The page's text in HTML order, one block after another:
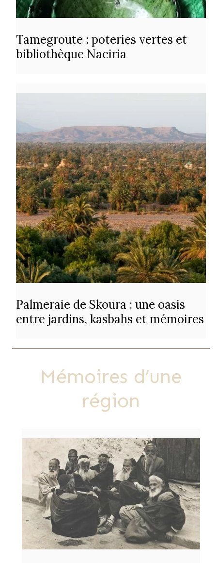
Tamegroute : poteries vertes et
bibliothèque Naciria
Palmeraie de Skoura : une oasis
entre jardins, kasbahs et mémoires
Mémoires d’une
région